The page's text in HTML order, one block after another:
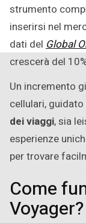
strumento
inserirsi nel
dati del Global
crescerà del
Un incremento
cellulari, guidato
dei viaggi, sia
esperienze
per trovare
Come
Voyager?